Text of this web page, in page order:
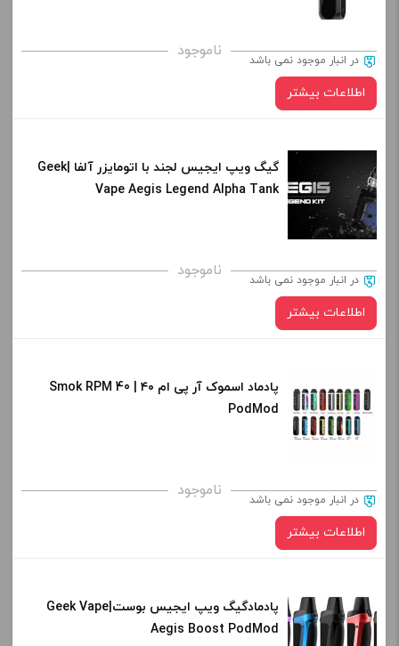
ناموجود در انبار موجود نمی باشد
اطلاعات بیشتر
در حال حاضر این محصول در انبار موجود نیست و در دسترس نمی باشد.گیگ ویپ ایجیس لجند با اتومایزر آلفا |Geek
Vape Aegis Legend Alpha Tank
ناموجود در انبار موجود نمی باشد
اطلاعات بیشتر
در حال حاضر این محصول در انبار موجود نیست و در دسترس نمی باشد.
پادماد اسموک آر پی ام ۴۰ | Smok RPM 40
PodMod
ناموجود در انبار موجود نمی باشد
اطلاعات بیشتر
در حال حاضر این محصول در انبار موجود نیست و در دسترس نمی باشد.
پادمادگیگ ویپ ایجیس بوست|Geek Vape
Aegis Boost PodMod